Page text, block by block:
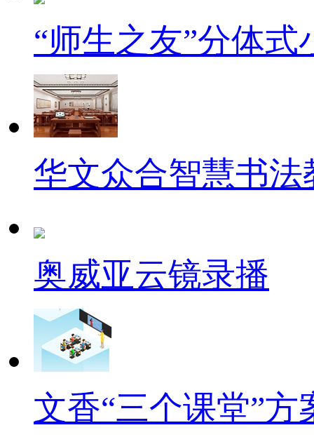
“师生之友”分体
华文众合智慧书法
奥威亚云镜录播
文香“三个课堂”方